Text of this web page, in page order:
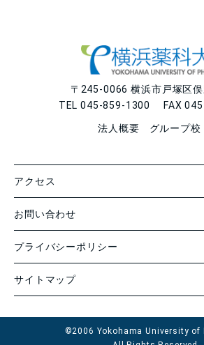
〒245-0066 横浜市戸塚区俣
TEL 045-859-1300 FAX
法人概要 グループ校
アクセス
お問い合わせ
プライバシーポリシー
サイトマップ
©2006 Yokohama University of